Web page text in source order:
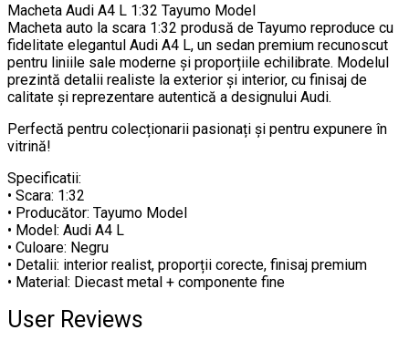
Macheta Audi A4 L 1:32 Tayumo Model
Macheta auto la scara 1:32 produsă de Tayumo reproduce cu
fidelitate elegantul Audi A4 L, un sedan premium recunoscut
pentru liniile sale moderne și proporțiile echilibrate. Modelul
prezintă detalii realiste la exterior și interior, cu finisaj de
calitate și reprezentare autentică a designului Audi.
Perfectă pentru colecționarii pasionați și pentru expunere în
vitrină!
Specificatii:
• Scara: 1:32
• Producător: Tayumo Model
• Model: Audi A4 L
• Culoare: Negru
• Detalii: interior realist, proporții corecte, finisaj premium
• Material: Diecast metal + componente fine
User Reviews